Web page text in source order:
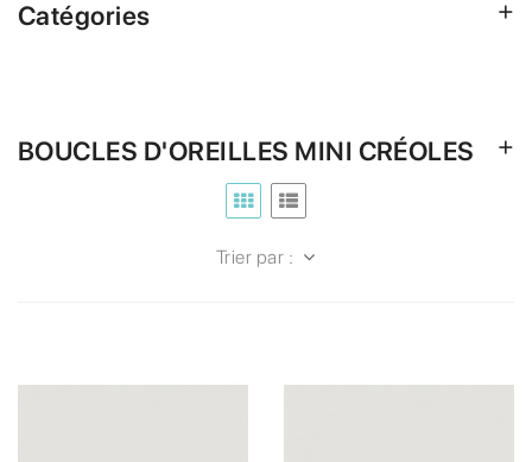
Catégories
BOUCLES D'OREILLES MINI CRÉOLES
Trier par :